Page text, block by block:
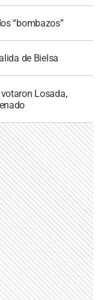
“bombazos”
de Bielsa
Losada,